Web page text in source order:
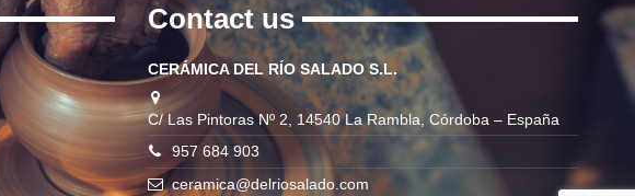
Contact us
CERÁMICA DEL RÍO SALADO S.L.
C/ Las Pintoras Nº 2, 14540 La Rambla, Córdoba – España
957 684 903
ceramica@delriosalado.com